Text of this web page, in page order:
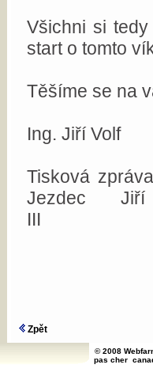
Všichni si
start o tomto
Těšíme se na
Ing. Jiří Volf
Tisková
Jezdec
Zpět
© 2008
pas cher